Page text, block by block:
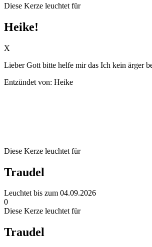
Diese Kerze leuchtet für
Heike!
X
Lieber Gott bitte helfe mir das Ich kein ärger
Entzündet von: Heike
Diese Kerze leuchtet für
Traudel
Leuchtet bis zum 04.09.2026
0
Diese Kerze leuchtet für
Traudel